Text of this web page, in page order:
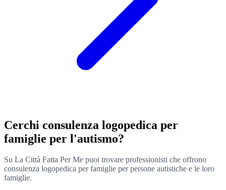
Cerchi consulenza logopedica per
famiglie per l'autismo?
Su La Città Fatta Per Me puoi trovare professionisti che offrono
consulenza logopedica per famiglie per persone autistiche e le loro
famiglie.